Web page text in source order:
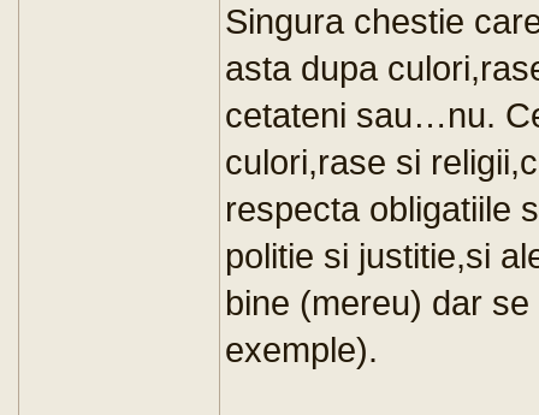
Singura chestie
asta dupa
cetateni sau…nu.
culori,rase si
respecta obligatiile
politie si justitie,si
bine (mereu) dar
exemple).